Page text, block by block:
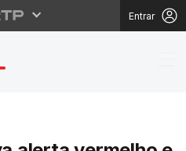
Entrar
ativa